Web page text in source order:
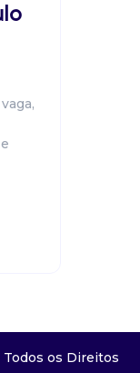
os Direitos